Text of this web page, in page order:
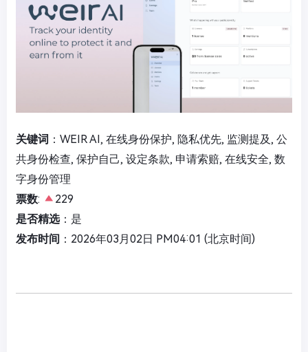
关键词 ：WEIR AI, 在线身份保护, 隐私优先, 监测提及, 公
共身份检查, 保护自己, 设定条款, 申请索赔, 在线安全, 数
字身份管理
票数:
229
是否精选：是
发布时间 ：2026年03月02日 PM04:01 (北京时间)